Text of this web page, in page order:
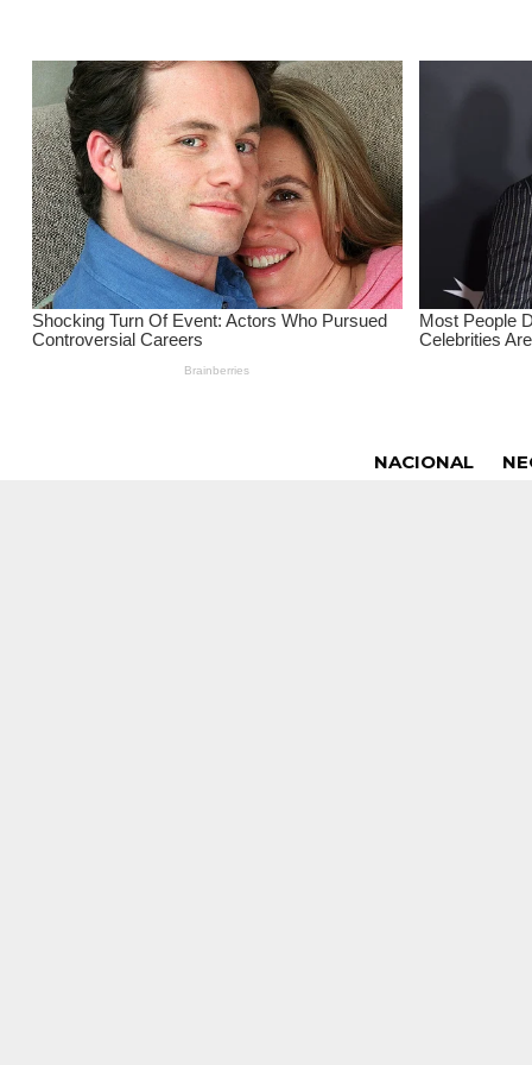
NACIONAL